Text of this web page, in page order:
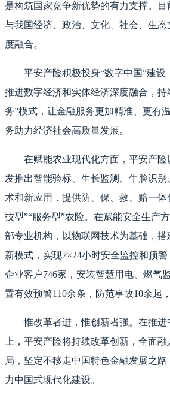
是构筑国家竞争新优势的有力支撑。
与我国经济、政治、文化、社会、生态
度融合。
平安产险积极投身“数字中国”建设
推进数字经济和实体经济深度融合，持
务”模式，让金融服务更加精准、更有
务助力经济社会高质量发展。
在赋能农业现代化方面，平安产
发推出智能验标、生长监测、牛脸识
术和新应用，提供防、保、救、赔一体
技型”“服务型”农险。在赋能安全生产
部专业机构，以物联网技术为基础，搭
新模式，实现7×24小时安全监控和预
企业客户746家，安装智慧用电、燃气
置有效预警110余条，防范事故10余起
惟改革者进，惟创新者强。在推
上，平安产险将持续改革创新，全面
局，坚定不移走中国特色金融发展之
力中国式现代化建设。